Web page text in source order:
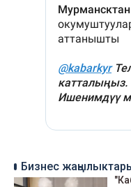
Бизнес